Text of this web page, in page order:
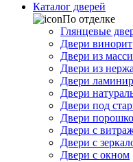
Каталог дверей
По отделке
Глянцевые
Двери винорит
Двери из
Двери из
Двери
Двери
Двери под
Двери
Двери с
Двери с
Двери с окном